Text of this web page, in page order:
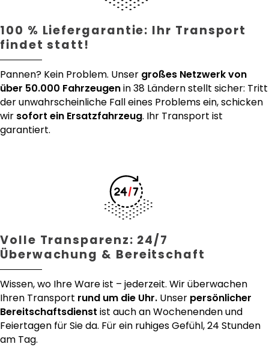
100 % Liefergarantie: Ihr Transport
findet statt!
Pannen? Kein Problem. Unser großes Netzwerk von
über 50.000 Fahrzeugenin 38 Ländern stellt sicher: Tritt
der unwahrscheinliche Fall eines Problems ein, schicken
wir sofort ein Ersatzfahrzeug. Ihr Transport ist
garantiert.
Volle Transparenz: 24/7
Überwachung & Bereitschaft
Wissen, wo Ihre Ware ist – jederzeit. Wir überwachen
Ihren Transport rund um die Uhr. Unser persönlicher
Bereitschaftsdienst ist auch an Wochenenden und
Feiertagen für Sie da. Für ein ruhiges Gefühl, 24 Stunden
am Tag.